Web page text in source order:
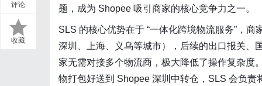
评论
收藏
题，成为 Shopee 吸引商家的核心竞争力之一。
SLS 的核心优势在于 “一体化跨境物流服务”，
深圳、上海、义乌等城市），后续的出口报关、
家无需对接多个物流商，极大降低了操作复杂度
物打包好送到 Shopee 深圳中转仓，SLS 会负